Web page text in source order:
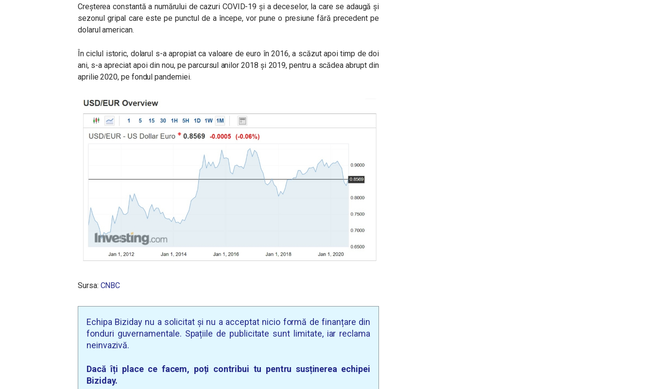
Creșterea constantă a numărului de cazuri COVID-19 și a deceselor, la care se adaugă și
sezonul gripal care este pe punctul de a începe, vor pune o presiune fără precedent pe
dolarul american.
În ciclul istoric, dolarul s-a apropiat ca valoare de euro în 2016, a scăzut apoi timp de doi
ani, s-a apreciat apoi din nou, pe parcursul anilor 2018 și 2019, pentru a scădea abrupt din
aprilie 2020, pe fondul pandemiei.
Sursa: CNBC
Echipa Biziday nu a solicitat și nu a acceptat nicio formă de finanțare din
fonduri guvernamentale. Spațiile de publicitate sunt limitate, iar reclama
neinvazivă.
Dacă îți place ce facem, poți contribui tu pentru susținerea echipei
Biziday.